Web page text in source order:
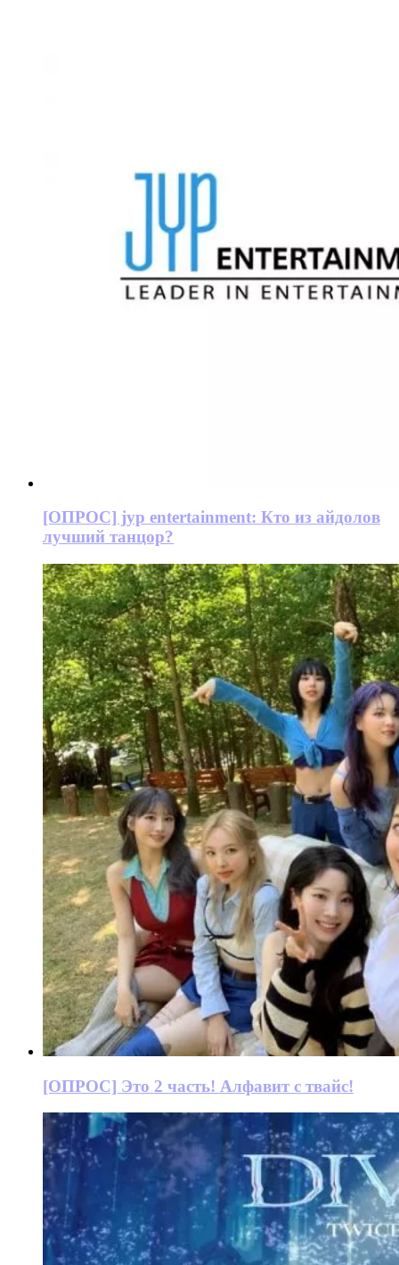
[ОПРОС] jyp entertainment: Кто из айдолов
лучший танцор?
[ОПРОС] Это 2 часть! Алфавит с твайс!